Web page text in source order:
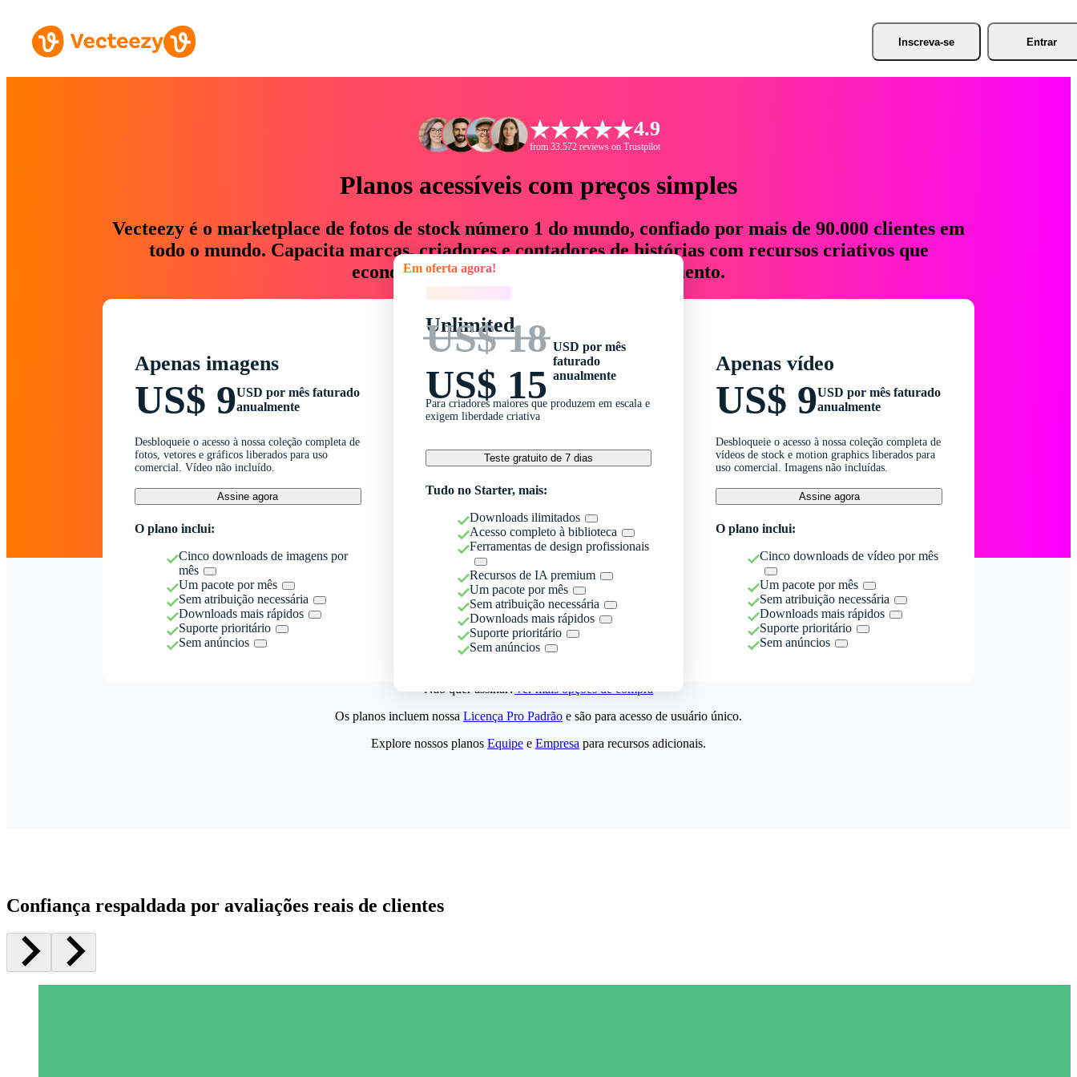
Inscreva-se Entrar
4.9
from 33.572 reviews on Trustpilot
Planos acessíveis com preços simples
Vecteezy é o marketplace de fotos de stock número 1 do mundo, confiado por mais de 90.000 clientes em
todo o mundo. Capacita marcas, criadores e contadores de histórias com recursos criativos que
economizam até 76% em tempo e orçamento.
Apenas imagens
US$ 9USD por mês faturado
anualmente
Desbloqueie o acesso à nossa coleção completa de
fotos, vetores e gráficos liberados para uso
comercial. Vídeo não incluído.
Assine agora
O plano inclui:
Cinco downloads de imagens por
mês
Um pacote por mês
Sem atribuição necessária
Downloads mais rápidos
Suporte prioritário
Sem anúncios
Em oferta agora!
Unlimited
US$ 18
US$ 15
USD por mês
faturado
anualmente
Para criadores maiores que produzem em escala e
exigem liberdade criativa
Teste gratuito de 7 dias
Tudo no Starter, mais:
Downloads ilimitados
Acesso completo à biblioteca
Ferramentas de design profissionais
Recursos de IA premium
Um pacote por mês
Sem atribuição necessária
Downloads mais rápidos
Suporte prioritário
Sem anúncios
Apenas vídeo
US$ 9USD por mês faturado
anualmente
Desbloqueie o acesso à nossa coleção completa de
vídeos de stock e motion graphics liberados para
uso comercial. Imagens não incluídas.
Assine agora
O plano inclui:
Cinco downloads de vídeo por mês
Um pacote por mês
Sem atribuição necessária
Downloads mais rápidos
Suporte prioritário
Sem anúncios
Não quer assinar?Ver mais opções de compra
Os planos incluem nossa Licença Pro Padrão e são para acesso de usuário único.
Explore nossos planos Equipe e Empresa para recursos adicionais.
Confiança respaldada por avaliações reais de clientes